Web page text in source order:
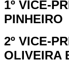
1º VICE-
PINHEIRO
2º VICE-
OLIVEIRA